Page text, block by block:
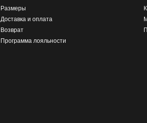
Размеры
Доставка и оплата
Возврат
Программа лояльности